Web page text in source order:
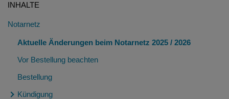
INHALTE
Notarnetz
Aktuelle Änderungen beim Notarnetz 2025 / 2026
Vor Bestellung beachten
Bestellung
Kündigung